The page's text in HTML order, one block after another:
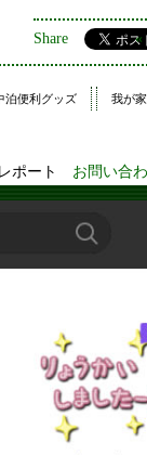
Share «
泊便利グッズ 我が
ポート お問い合